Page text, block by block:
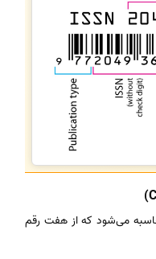
می‌شود که از هفت رقم